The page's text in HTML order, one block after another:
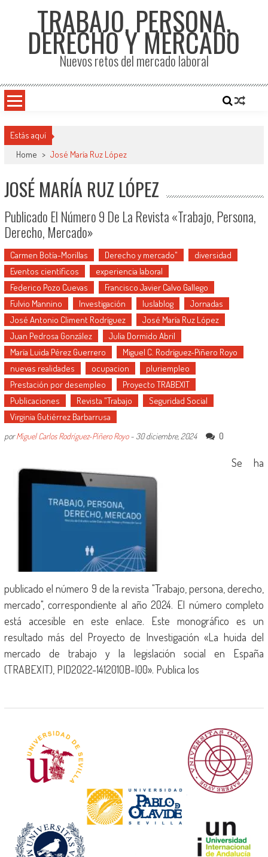
TRABAJO, PERSONA,
DERECHO Y MERCADO
Nuevos retos del mercado laboral
Estás aquí
Home > José María Ruz López
JOSÉ MARÍA RUZ LÓPEZ
Publicado El Número 9 De La Revista «Trabajo, Persona,
Derecho, Mercado»
Carmen Botía-Morillas Derecho y mercado"
diversidad
Eventos científicos
experiencia laboral
Federico Pozo Cuevas
Francisco Javier Calvo Gallego
Fulvio Mannino
Investigación Iuslablog
Jornadas
José Antonio Climent Rodríguez
José María Ruz López
Juan Pedrosa González
Julia Dormido Abril
María Luida Pérez Guerrero
Miguel C. Rodríguez-Piñero Royo
nuevas realidades
ocupacion
pluriempleo
Prestación por desempleo
Proyecto TRABEXIT
Publicaciones
Revista "Trabajo
Seguridad Social
Virginia Gutiérrez Barbarrusa
porMiguel Carlos Rodríguez-Piñero Royo- 30 diciembre, 2024 0
Se ha
publicado el número 9 de la revista "Trabajo, persona, derecho,
mercado", correspondiente al año 2024. El número completo
está accesible en este enlace. Este monográfico es un
resultado más del Proyecto de Investigación «La huida del
mercado de trabajo y la legislación social en España
(TRABEXIT), PID2022-141201OB-I00». Publica los